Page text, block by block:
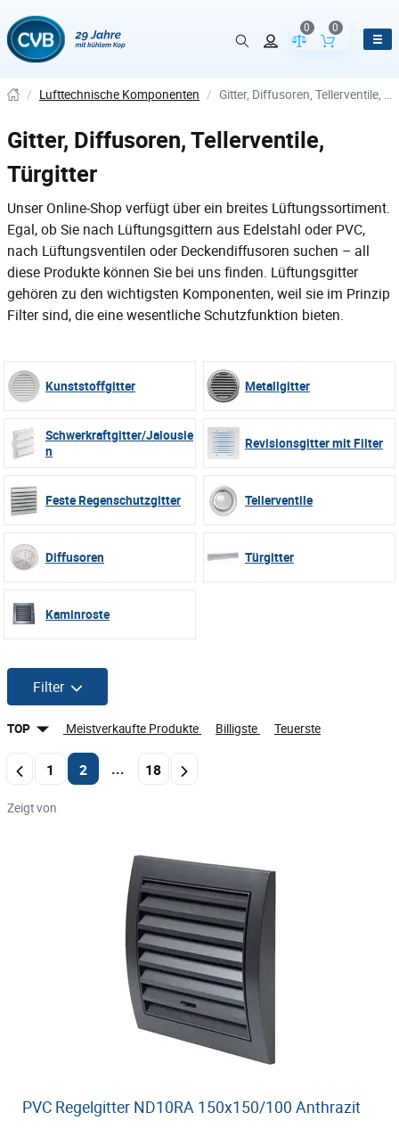
Vergleich der
0
Inhalt des
0
/ Lufttechnische Komponenten / Gitter, Diffusoren, Tellerventile, Türgitter
Gitter, Diffusoren, Tellerventile,
Türgitter
Unser Online-Shop verfügt über ein breites Lüftungssortiment.
Egal, ob Sie nach Lüftungsgittern aus Edelstahl oder PVC,
nach Lüftungsventilen oder Deckendiffusoren suchen – all
diese Produkte können Sie bei uns finden. Lüftungsgitter
gehören zu den wichtigsten Komponenten, weil sie im Prinzip
Filter sind, die eine wesentliche Schutzfunktion bieten.
Kunststoffgitter Metallgitter
Schwerkraftgitter/Jalousie
n
Revisionsgitter mit Filter
Feste Regenschutzgitter Tellerventile
Diffusoren Türgitter
Kaminroste
Filter
TOP Meistverkaufte Produkte Billigste Teuerste
1 2 ... 18
Zeigt von
PVC Regelgitter ND10RA 150x150/100 Anthrazit